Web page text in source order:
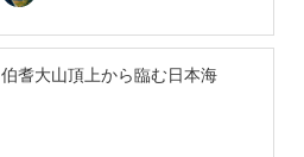
伯耆大山頂上から臨む日本海